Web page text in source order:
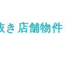
き店舗物件